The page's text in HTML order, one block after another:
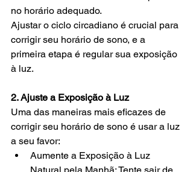
no horário adequado.
Ajustar o ciclo circadiano é crucial para
corrigir seu horário de sono, e a
primeira etapa é regular sua exposição
à luz.
2. Ajuste a Exposição à Luz
Uma das maneiras mais eficazes de
corrigir seu horário de sono é usar a luz
a seu favor:
Aumente a Exposição à Luz